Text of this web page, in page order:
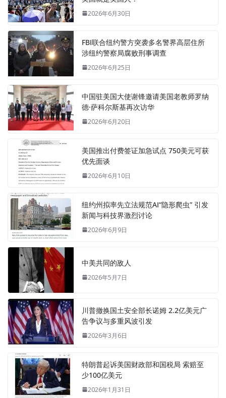
2026年6月30日
FBI联合纽约警方突袭多名警界高层住所
涉纽约警察局腐败刑事调查
2026年6月25日
中国驻美国大使谢锋邀请美国老教师罗纳
德·萨科尔斯基再次访华
2026年6月20日
美国推出付费签证加急试点 750美元可获
优先面谈
2026年6月10日
纽约州拟率先立法规范AI“隐形爬虫” 引发
新闻与科技界激烈讨论
2026年6月9日
中美共同的敌人
2026年5月7日
川普撤换国土安全部长诺姆 2.2亿美元广
告争议与多重风波引发
2026年3月6日
特朗普起诉美国财政部和国税局 索赔至
少100亿美元
2026年1月31日